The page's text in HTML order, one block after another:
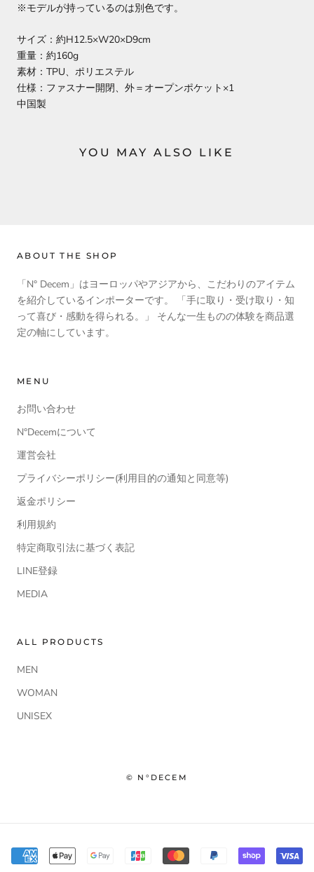
※モデルが持っているのは別色です。
サイズ：約H12.5×W20×D9cm
重量：約160g
素材：TPU、ポリエステル
仕様：ファスナー開閉、外＝オープンポケット×1
中国製
YOU MAY ALSO LIKE
ABOUT THE SHOP
「N° Decem」はヨーロッパやアジアから、こだわりのアイテム
を紹介しているインポーターです。 「手に取り・受け取り・知
って喜び・感動を得られる。」 そんな一生ものの体験を商品選
定の軸にしています。
MENU
お問い合わせ
N°Decemについて
運営会社
プライバシーポリシー(利用目的の通知と同意等)
返金ポリシー
利用規約
特定商取引法に基づく表記
LINE登録
MEDIA
ALL PRODUCTS
MEN
WOMAN
UNISEX
© N°DECEM